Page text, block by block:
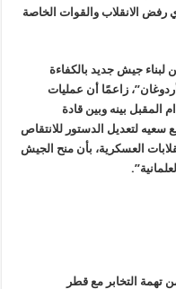
رفض الانقلاب والقوات الخاصة
لبناء جيش جديد بالكفاءة
زاعمًا أن عمليات
المقبل بينه وبين قادة
لتعديل الدستور للانتقاص
العسكرية، بأن منح الجيش
تهمة التخابر مع قطر